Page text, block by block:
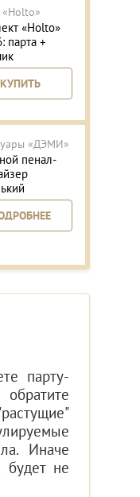
«Holto»
парта +
КУПИТЬ
«ДЭМИ»
пенал-
парту-
Иначе
будет не